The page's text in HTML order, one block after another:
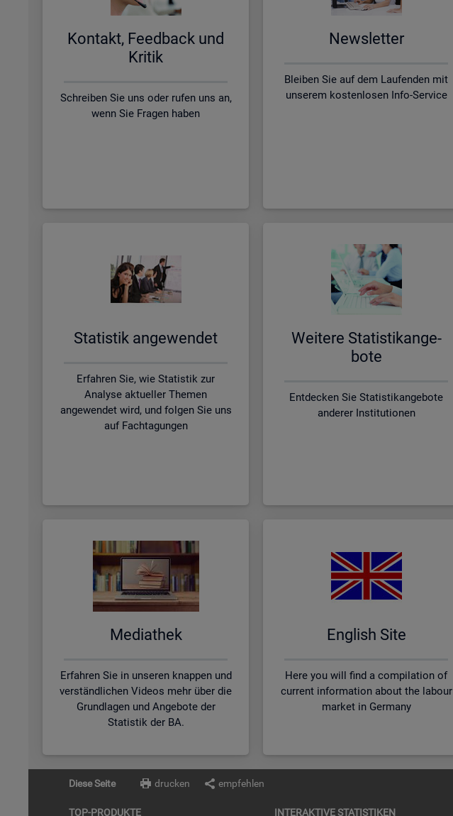
Kon­takt, Feed­back und
Kri­tik
Schreiben Sie uns oder rufen uns an,
wenn Sie Fragen haben
News­let­ter
Bleiben Sie auf dem Laufenden mit
unserem kostenlosen Info-Service
Sta­tis­tik an­ge­wen­det
Erfahren Sie, wie Statistik zur
Analyse aktueller Themen
angewendet wird, und folgen Sie uns
auf Fachtagungen
Wei­te­re Sta­tis­tik­an­ge­
bo­te
Entdecken Sie Statistikangebote
anderer Institutionen
Me­dia­thek
Erfahren Sie in unseren knappen und
verständlichen Videos mehr über die
Grundlagen und Angebote der
Statistik der BA.
English Site
Here you will find a compilation of
current information about the labour
market in Germany
Diese Seite drucken empfehlen
TOP-PRO­DUK­TE IN­TER­AK­TI­VE STA­TIS­TI­KEN